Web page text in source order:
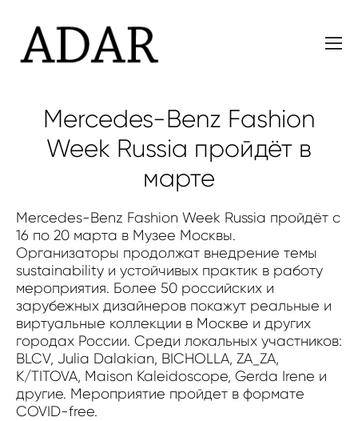
Mercedes-Benz Fashion
Week Russia пройдёт в
марте
Mercedes-Benz Fashion Week Russia пройдёт с
16 по 20 марта в Музее Москвы.
Организаторы продолжат внедрение темы
sustainability и устойчивых практик в работу
мероприятия. Более 50 российских и
зарубежных дизайнеров покажут реальные и
виртуальные коллекции в Москве и других
городах России. Среди локальных участников:
BLCV, Julia Dalakian, BICHOLLA, ZA_ZA,
K/TITOVA, Maison Kaleidoscope, Gerda Irene и
другие. Мероприятие пройдет в формате
COVID-free.